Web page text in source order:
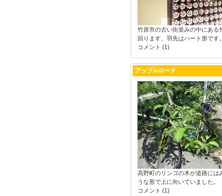
竹原市の古い街並みの中にある
回ります。羽先はハート形です。
コメント (1)
アップルロード
高野町のリンゴの木が道路には
うな形で上に向いていました。
コメント (1)